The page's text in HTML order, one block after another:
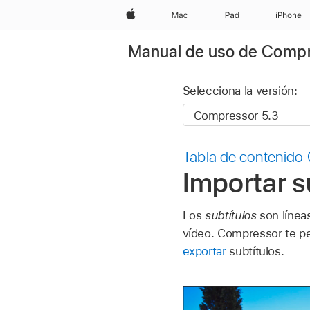
Apple Mac iPad iPhone
Manual de uso de
Selecciona la versión:
Tabla de contenido
Importar
Los subtítulosson
vídeo. Compressor te
exportarsubtítulos.